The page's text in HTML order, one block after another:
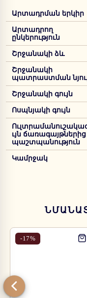
Արտադրման երկիր
Արտադրող
ընկերություն
Շրջանակի ձև
Շրջանակի
պատրաստման
Շրջանակի գույն
Ոսպնյակի գույն
ւյն ճառագայթներից
պաշտպանություն
Կամրջակ
-17%